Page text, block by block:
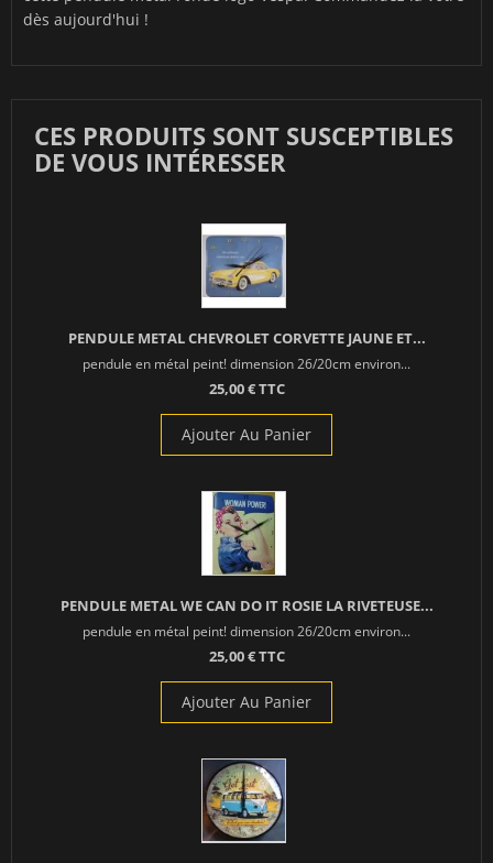
dès aujourd'hui !
CES PRODUITS SONT SUSCEPTIBLES
DE VOUS INTÉRESSER
PENDULE METAL CHEVROLET CORVETTE JAUNE ET...
pendule en métal peint! dimension 26/20cm environ...
25,00 € TTC
Ajouter Au Panier
PENDULE METAL WE CAN DO IT ROSIE LA RIVETEUSE...
pendule en métal peint! dimension 26/20cm environ...
25,00 € TTC
Ajouter Au Panier